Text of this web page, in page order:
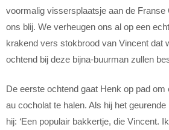
voormalig vissersplaatsje aan de
ons blij. We verheugen ons al op een
krakend vers stokbrood van Vincent dat
ochtend bij deze bijna-buurman zullen
De eerste ochtend gaat Henk op pad om
au cocholat te halen. Als hij het
hij: ‘Een populair bakkertje, die Vincent.